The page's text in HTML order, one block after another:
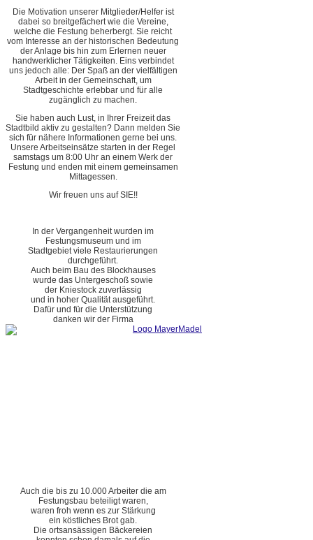
Die Motivation unserer Mitglieder/Helfer ist
dabei so breitgefächert wie die Vereine,
welche die Festung beherbergt. Sie reicht
vom Interesse an der historischen Bedeutung
der Anlage bis hin zum Erlernen neuer
handwerklicher Tätigkeiten. Eins verbindet
uns jedoch alle: Der Spaß an der vielfältigen
Arbeit in der Gemeinschaft, um
Stadtgeschichte erlebbar und für alle
zugänglich zu machen.
Sie haben auch Lust, in Ihrer Freizeit das
Stadtbild aktiv zu gestalten? Dann melden Sie
sich für nähere Informationen gerne bei uns.
Unsere Arbeitseinsätze starten in der Regel
samstags um 8:00 Uhr an einem Werk der
Festung und enden mit einem gemeinsamen
Mittagessen.
Wir freuen uns auf SIE!!
In der Vergangenheit wurden im
Festungsmuseum und im
Stadtgebiet viele Restaurierungen
durchgeführt.
Auch beim Bau des Blockhauses
wurde das Untergeschoß sowie
der Kniestock zuverlässig
und in hoher Qualität ausgeführt.
Dafür und für die Unterstützung
danken wir der Firma
Auch die bis zu 10.000 Arbeiter die am
Festungsbau beteiligt waren,
waren froh wenn es zur Stärkung
ein köstliches Brot gab.
Die ortsansässigen Bäckereien